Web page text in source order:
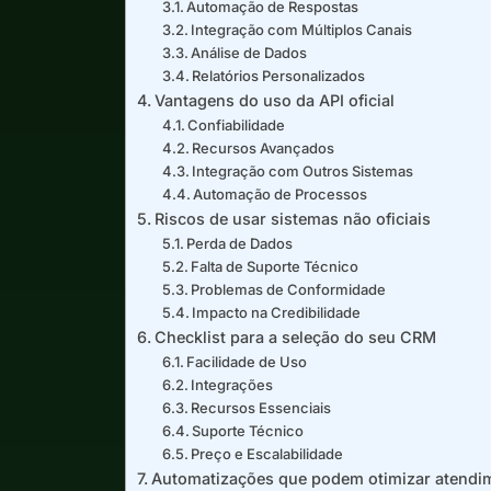
Automação de Respostas
Integração com Múltiplos Canais
Análise de Dados
Relatórios Personalizados
Vantagens do uso da API oficial
Confiabilidade
Recursos Avançados
Integração com Outros Sistemas
Automação de Processos
Riscos de usar sistemas não oficiais
Perda de Dados
Falta de Suporte Técnico
Problemas de Conformidade
Impacto na Credibilidade
Checklist para a seleção do seu CRM
Facilidade de Uso
Integrações
Recursos Essenciais
Suporte Técnico
Preço e Escalabilidade
Automatizações que podem otimizar